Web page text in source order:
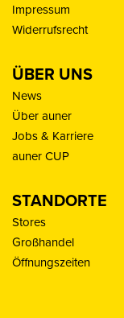
Impressum
Widerrufsrecht
ÜBER UNS
News
Über auner
Jobs & Karriere
auner CUP
STANDORTE
Stores
Großhandel
Öffnungszeiten